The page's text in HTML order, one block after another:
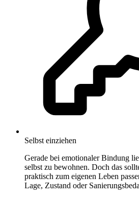
Selbst einziehen
Gerade bei emotionaler Bindung
selbst zu bewohnen. Doch das
praktisch zum eigenen Leben
Lage, Zustand oder